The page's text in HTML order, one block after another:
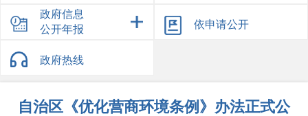
政府信息
公开年报
依申请公开
政府热线
自治区《优化营商环境条例》办法正式公